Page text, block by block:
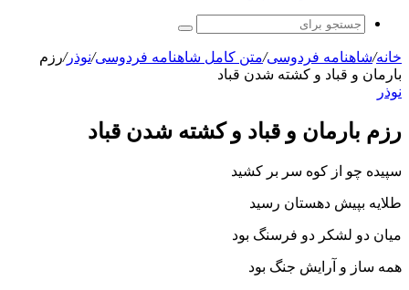
جستجو
برای
خانه/شاهنامه فردوسی/متن کامل شاهنامه فردوسی/نوذر/رزم
بارمان و قباد و کشته شدن قباد
نوذر
رزم بارمان و قباد و کشته شدن قباد
سپیده چو از کوه سر بر کشید
طلایه بپیش دهستان رسید
میان دو لشکر دو فرسنگ بود
همه ساز و آرایش جنگ بود